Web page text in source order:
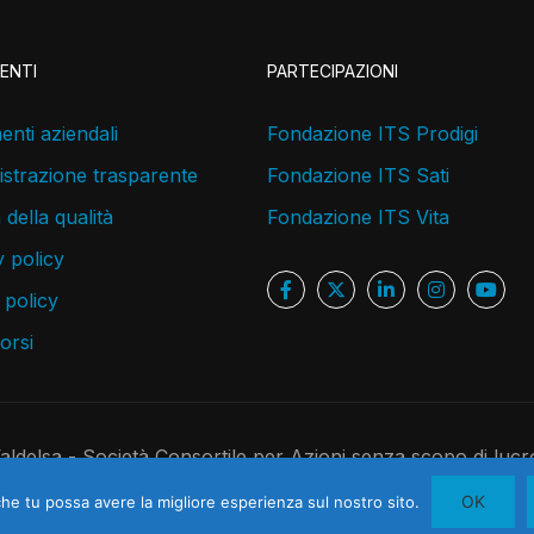
aziendali
trasparente
della qualità
policy
policy
PARTECIPAZIONI
Fondazione ITS Prodigi
Fondazione ITS Sati
Fondazione ITS Vita
- Società Consortile per Azioni senza scopo di
05181410480 - R.E.A. 526891 - Codice Univoco
tu possa avere la migliore esperienza sul nostro sito. OK